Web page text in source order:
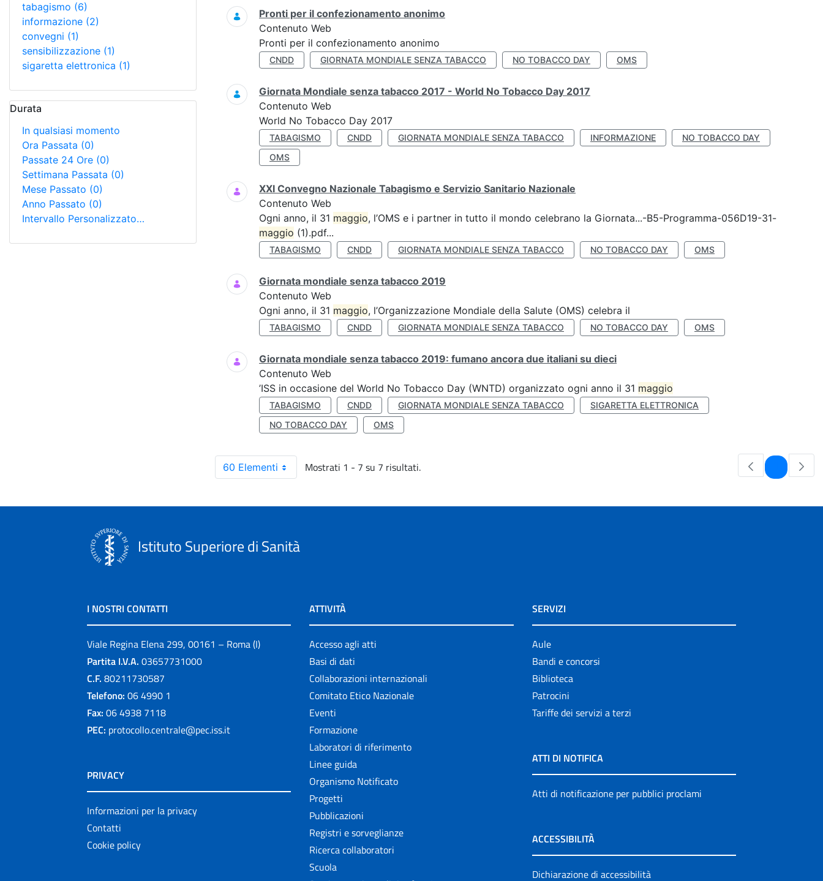
tabagismo (6)
informazione (2)
convegni (1)
sensibilizzazione (1)
sigaretta elettronica (1)
Durata
In qualsiasi momento
Ora Passata (0)
Passate 24 Ore (0)
Settimana Passata (0)
Mese Passato (0)
Anno Passato (0)
Intervallo Personalizzato…
Pronti per il confezionamento anonimo
Contenuto Web
Pronti per il confezionamento anonimo
CNDD GIORNATA MONDIALE SENZA TABACCO NO TOBACCO DAY OMS
Giornata Mondiale senza tabacco 2017 - World No Tobacco Day 2017
Contenuto Web
World No Tobacco Day 2017
TABAGISMO CNDD GIORNATA MONDIALE SENZA TABACCO INFORMAZIONE
NO TOBACCO DAY
OMS
XXI Convegno Nazionale Tabagismo e Servizio Sanitario Nazionale
Contenuto Web
Ogni anno, il 31 maggio, l’OMS e i partner in tutto il mondo celebrano la Giornata...-B5-Programma-056D19-31-
maggio (1).pdf...
TABAGISMO CNDD GIORNATA MONDIALE SENZA TABACCO NO TOBACCO DAY OMS
Giornata mondiale senza tabacco 2019
Contenuto Web
Ogni anno, il 31 maggio, l’Organizzazione Mondiale della Salute (OMS) celebra il
TABAGISMO CNDD GIORNATA MONDIALE SENZA TABACCO NO TOBACCO DAY OMS
Giornata mondiale senza tabacco 2019: fumano ancora due italiani su dieci
Contenuto Web
’ISS in occasione del World No Tobacco Day (WNTD) organizzato ogni anno il 31 maggio
TABAGISMO CNDD GIORNATA MONDIALE SENZA TABACCO
SIGARETTA ELETTRONICA
NO TOBACCO DAY
OMS
60 Elementi Mostrati 1 - 7 su 7 risultati. Pagina
Istituto Superiore di Sanità
I NOSTRI CONTATTI
Viale Regina Elena 299, 00161 – Roma (I)
Partita I.V.A. 03657731000
C.F. 80211730587
Telefono: 06 4990 1
Fax: 06 4938 7118
PEC: protocollo.centrale@pec.iss.it
PRIVACY
Informazioni per la privacy
Contatti
Cookie policy
ATTIVITÀ
Accesso agli atti
Basi di dati
Collaborazioni internazionali
Comitato Etico Nazionale
Eventi
Formazione
Laboratori di riferimento
Linee guida
Organismo Notificato
Progetti
Pubblicazioni
Registri e sorveglianze
Ricerca collaboratori
Scuola
SERVIZI
Aule
Bandi e concorsi
Biblioteca
Patrocini
Tariffe dei servizi a terzi
ATTI DI NOTIFICA
Atti di notificazione per pubblici proclami
ACCESSIBILITÀ
Dichiarazione di accessibilità